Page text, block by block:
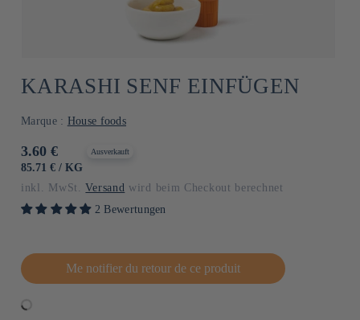
KARASHI SENF EINFÜGEN
Marque : House foods
Normaler
Preis
3.60 €
GRUNDPREIS
85.71 € / PRO
KG
Ausverkauft
inkl. MwSt.Versand wird beim Checkout berechnet
2 Bewertungen
Me notifier du retour de ce produit